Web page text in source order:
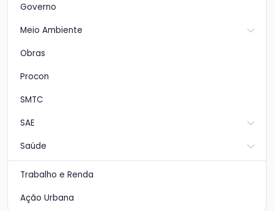
Governo
Meio Ambiente
Obras
Procon
SMTC
SAE
Saúde
Trabalho e Renda
Ação Urbana